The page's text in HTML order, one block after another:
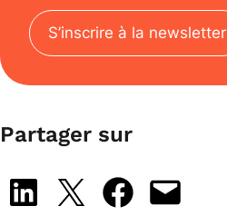
S’inscrire à la newsletter
Partager sur
Share on LinkedIn
Share on X Share on Facebook
Email this Page